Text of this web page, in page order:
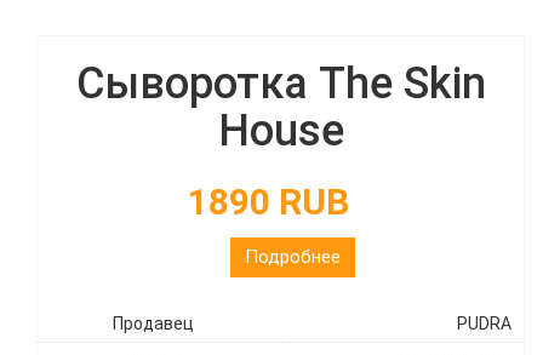
Сыворотка The Skin
House
1890 RUB
Подробнее
Продавец PUDRA